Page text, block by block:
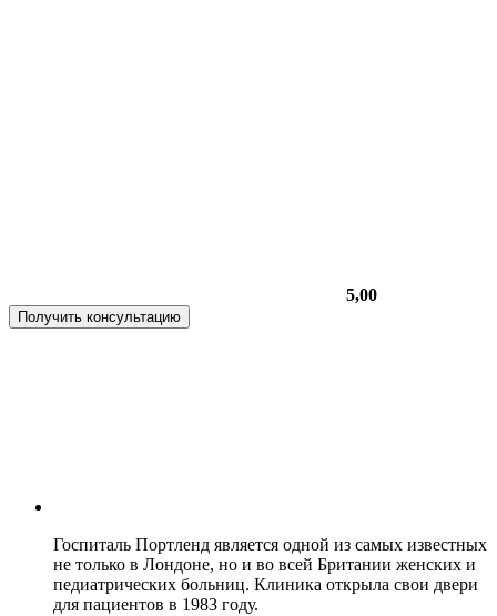
5,00
Получить консультацию
Госпиталь Портленд является одной из самых известных
не только в Лондоне, но и во всей Британии женских и
педиатрических больниц. Клиника открыла свои двери
для пациентов в 1983 году.